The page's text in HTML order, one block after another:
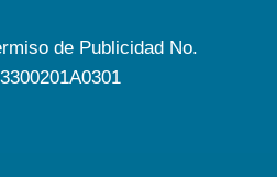
de Publicidad No.